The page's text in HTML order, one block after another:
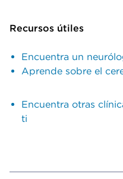
Recursos útiles
Encuentra un
Aprende sobre el
Encuentra otras
ti